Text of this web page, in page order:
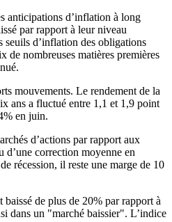
anticipations d’inflation à long
par rapport à leur niveau
seuils d’inflation des obligations
de nombreuses matières premières
mouvements. Le rendement de la
ans a fluctué entre 1,1 et 1,9 point
en juin.
d’actions par rapport aux
d’une correction moyenne en
récession, il reste une marge de 10
de plus de 20% par rapport à
dans un "marché baissier". L’indice